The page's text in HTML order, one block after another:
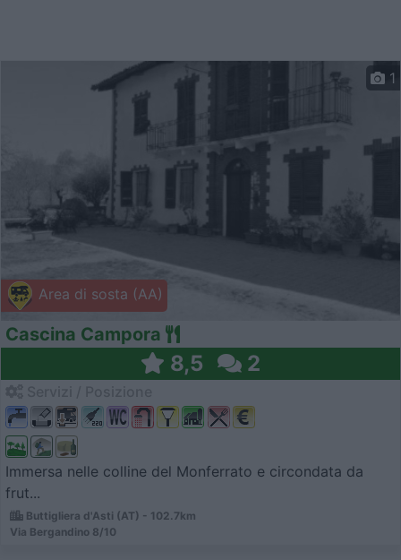
Area di sosta (AA)
1
Cascina Campora
8,5 2
Immersa nelle colline del Monferrato e circondata da
frut...
Buttigliera d'Asti (AT) - 102.7km
Via Bergandino 8/10